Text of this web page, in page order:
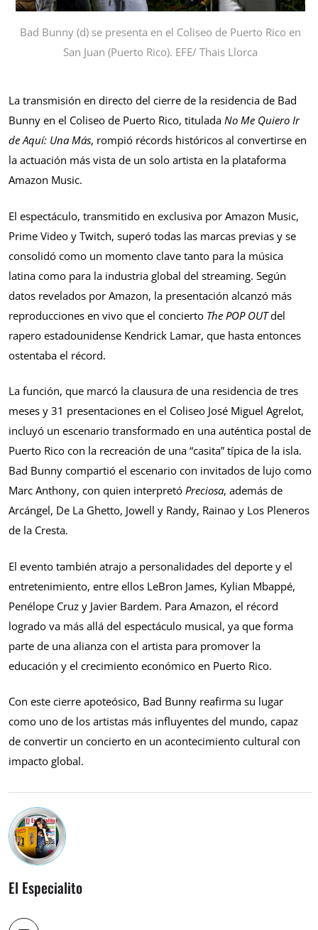
Bad Bunny (d) se presenta en el Coliseo de Puerto Rico en
San Juan (Puerto Rico). EFE/ Thais Llorca
La transmisión en directo del cierre de la residencia de Bad
Bunny en el Coliseo de Puerto Rico, titulada No Me Quiero Ir
de Aquí: Una Más, rompió récords históricos al convertirse en
la actuación más vista de un solo artista en la plataforma
Amazon Music.
El espectáculo, transmitido en exclusiva por Amazon Music,
Prime Video y Twitch, superó todas las marcas previas y se
consolidó como un momento clave tanto para la música
latina como para la industria global del streaming. Según
datos revelados por Amazon, la presentación alcanzó más
reproducciones en vivo que el concierto The POP OUTdel
rapero estadounidense Kendrick Lamar, que hasta entonces
ostentaba el récord.
La función, que marcó la clausura de una residencia de tres
meses y 31 presentaciones en el Coliseo José Miguel Agrelot,
incluyó un escenario transformado en una auténtica postal de
Puerto Rico con la recreación de una “casita” típica de la isla.
Bad Bunny compartió el escenario con invitados de lujo como
Marc Anthony, con quien interpretó Preciosa, además de
Arcángel, De La Ghetto, Jowell y Randy, Rainao y Los Pleneros
de la Cresta.
El evento también atrajo a personalidades del deporte y el
entretenimiento, entre ellos LeBron James, Kylian Mbappé,
Penélope Cruz y Javier Bardem. Para Amazon, el récord
logrado va más allá del espectáculo musical, ya que forma
parte de una alianza con el artista para promover la
educación y el crecimiento económico en Puerto Rico.
Con este cierre apoteósico, Bad Bunny reafirma su lugar
como uno de los artistas más influyentes del mundo, capaz
de convertir un concierto en un acontecimiento cultural con
impacto global.
El Especialito